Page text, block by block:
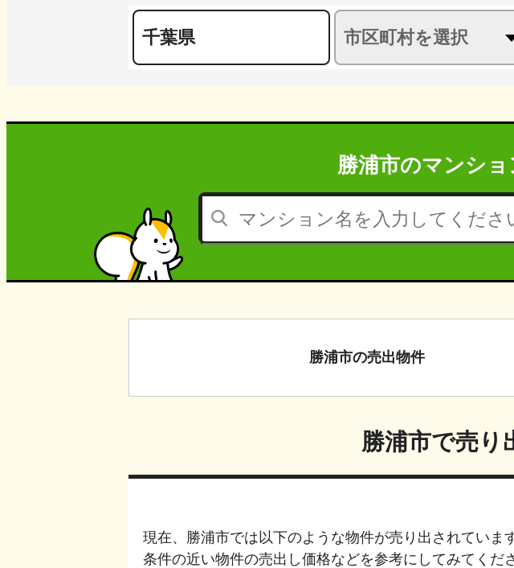
勝浦市のマンショ
勝浦市の売出物件
勝浦市で売り
現在、 勝浦市では以下のような物件が売り出されています
条件の近い物件の売出し価格などを参考にしてみてくだ